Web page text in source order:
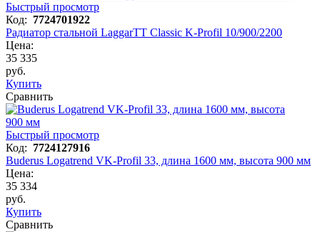
Быстрый просмотр
Код: 7724701922
Радиатор стальной LaggarTT Classic K-Profil 10/900/2200
Цена:
35 335
руб.
Купить
Сравнить
Быстрый просмотр
Код: 7724127916
Buderus Logatrend VK-Profil 33, длина 1600 мм, высота 900 мм
Цена:
35 334
руб.
Купить
Сравнить